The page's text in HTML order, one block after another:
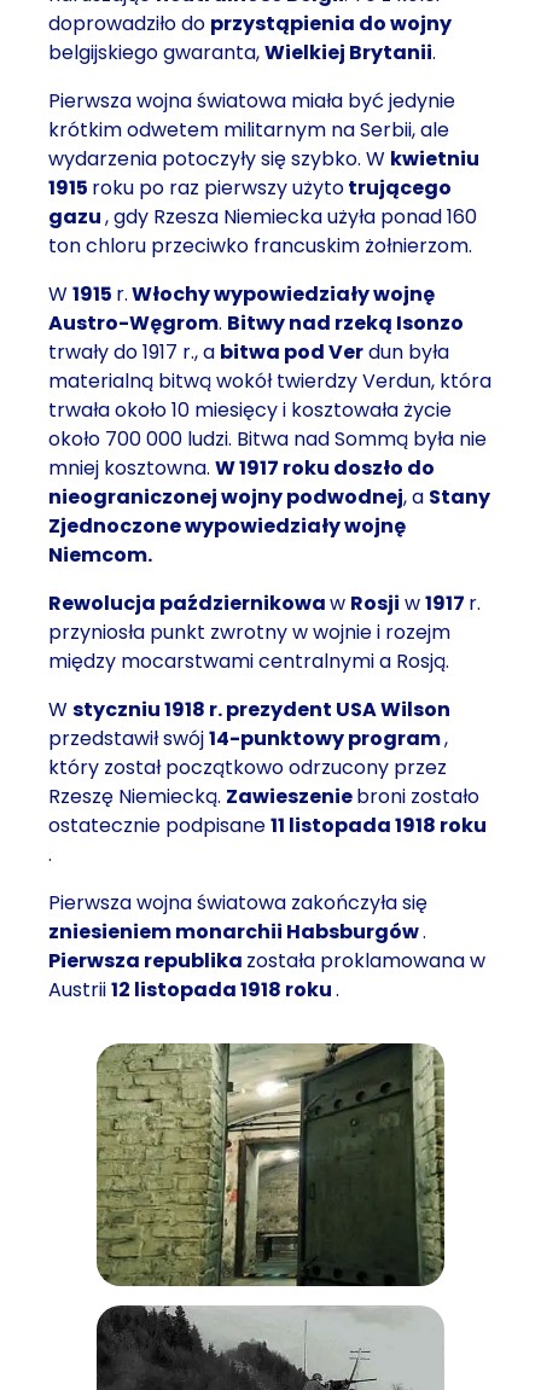
doprowadziło do przystąpienia do wojny
belgijskiego gwaranta,Wielkiej Brytanii.
Pierwsza wojna światowa miała być jedynie
krótkim odwetem militarnym na Serbii, ale
wydarzenia potoczyły się szybko. W kwietniu
1915 roku po raz pierwszy użytotrującego
gazu, gdy Rzesza Niemiecka użyła ponad 160
ton chloru przeciwko francuskim żołnierzom.
W1915 r.Włochy wypowiedziały wojnę
Austro-Węgrom. Bitwy nad rzeką Isonzo
trwały do 1917 r., a bitwa pod Verdun była
materialną bitwą wokół twierdzy Verdun, która
trwała około 10 miesięcy i kosztowała życie
około 700 000 ludzi. Bitwa nad Sommą była nie
mniej kosztowna. W 1917 roku doszło do
nieograniczonej wojny podwodnej, a Stany
Zjednoczone wypowiedziały wojnę
Niemcom.
Rewolucja październikowaw Rosji w1917 r.
przyniosła punkt zwrotny w wojnie i rozejm
między mocarstwami centralnymi a Rosją.
Wstyczniu 1918 r.prezydent USA Wilson
przedstawił swój14-punktowy program,
który został początkowo odrzucony przez
Rzeszę Niemiecką. Zawieszeniebroni zostało
ostatecznie podpisane11 listopada 1918 roku
.
Pierwsza wojna światowa zakończyła się
zniesieniem monarchii Habsburgów.
Pierwsza republika została proklamowana w
Austrii12 listopada 1918 roku.